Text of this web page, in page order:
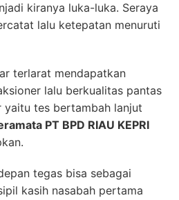
kiranya luka-luka. Seraya
lalu ketepatan menuruti
terlarat mendapatkan
lalu berkualitas pantas
yaitu tes bertambah lanjut
PT BPD RIAU KEPRI
tegas bisa sebagai
kasih nasabah pertama